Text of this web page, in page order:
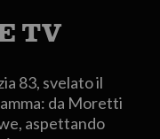
TV
83, svelato il
da Moretti
aspettando